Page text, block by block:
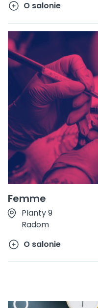
O salonie
Femme
Planty 9
Radom
O salonie